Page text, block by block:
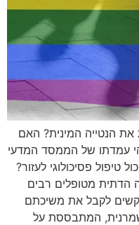
הנטייה המינית? האם
עמדתו של הממסד המדעי
טיפול פסיכולוגי לעזור?
הדתית מטופלים רבים
לקבל את משיכתם
המתבססת על